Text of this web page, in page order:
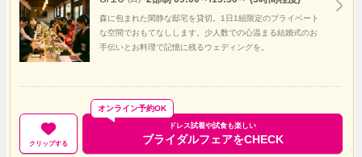
森に包まれた閑静な邸宅を貸切。1日1組限定のプライベート
な空間でおもてなしします。少人数での心温まる結婚式のお
手伝いとお料理で記憶に残るウェディングを。
クリップする
ドレス試着や試食も楽しい
ブライダルフェアをCHECK
オンライン予約OK